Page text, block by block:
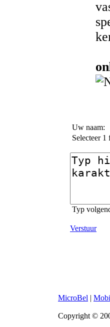
Uw naam:
Selecteer 1
Typ
Verstuur
MicroBel |
Copyright ©